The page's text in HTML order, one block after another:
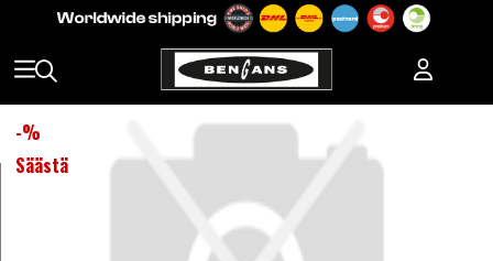
-%
Säästä